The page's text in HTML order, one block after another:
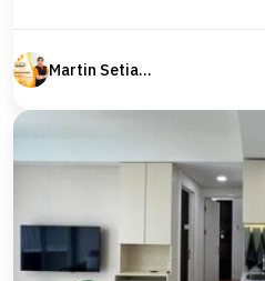
Martin Setiawan Tjandra